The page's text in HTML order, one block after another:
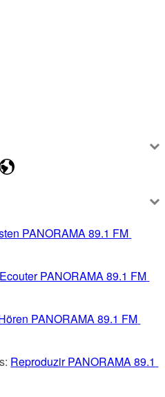
PANORAMA 89.1 FM
Ecouter PANORAMA 89.1 FM
PANORAMA 89.1 FM
Reproduzir PANORAMA 89.1